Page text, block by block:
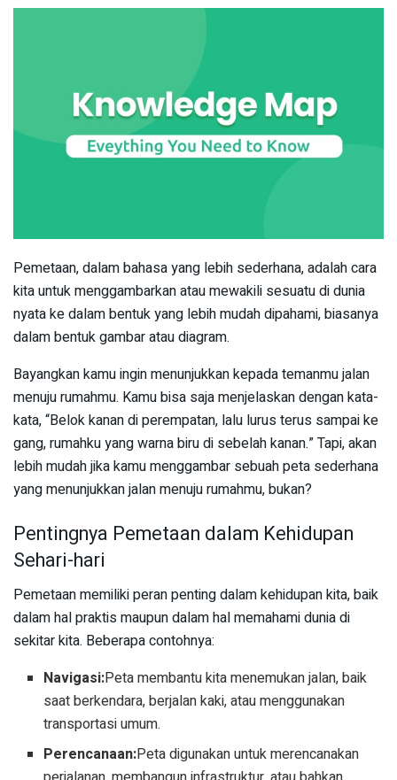
Pemetaan, dalam bahasa yang lebih sederhana, adalah cara
kita untuk menggambarkan atau mewakili sesuatu di dunia
nyata ke dalam bentuk yang lebih mudah dipahami, biasanya
dalam bentuk gambar atau diagram.
Bayangkan kamu ingin menunjukkan kepada temanmu jalan
menuju rumahmu. Kamu bisa saja menjelaskan dengan kata-
kata, “Belok kanan di perempatan, lalu lurus terus sampai ke
gang, rumahku yang warna biru di sebelah kanan.” Tapi, akan
lebih mudah jika kamu menggambar sebuah peta sederhana
yang menunjukkan jalan menuju rumahmu, bukan?
Pentingnya Pemetaan dalam Kehidupan
Sehari-hari
Pemetaan memiliki peran penting dalam kehidupan kita, baik
dalam hal praktis maupun dalam hal memahami dunia di
sekitar kita. Beberapa contohnya:
Navigasi:Peta membantu kita menemukan jalan, baik
saat berkendara, berjalan kaki, atau menggunakan
transportasi umum.
Perencanaan:Peta digunakan untuk merencanakan